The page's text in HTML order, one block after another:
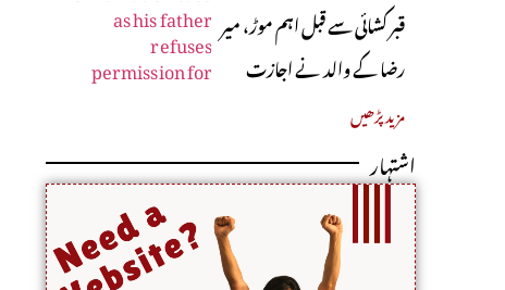
قبر کشائی سے قبل اہم موڑ، میر
رضا کے والد نے اجازت
دینے سے انکار کر دیا
مزید پڑھیں
اشتہار